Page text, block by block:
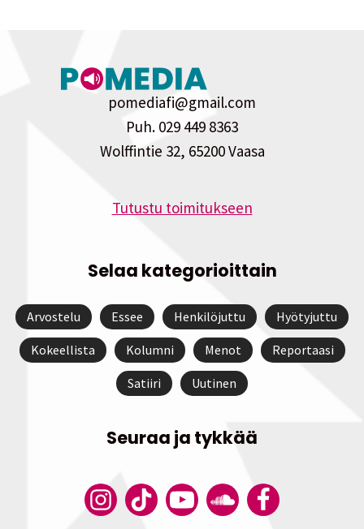
pomediafi@gmail.com
Puh. 029 449 8363
Wolffintie 32, 65200 Vaasa
Tutustu toimitukseen
Selaa kategorioittain
Arvostelu Essee Henkilöjuttu Hyötyjuttu
Kokeellista Kolumni Menot Reportaasi
Satiiri Uutinen
Seuraa ja tykkää